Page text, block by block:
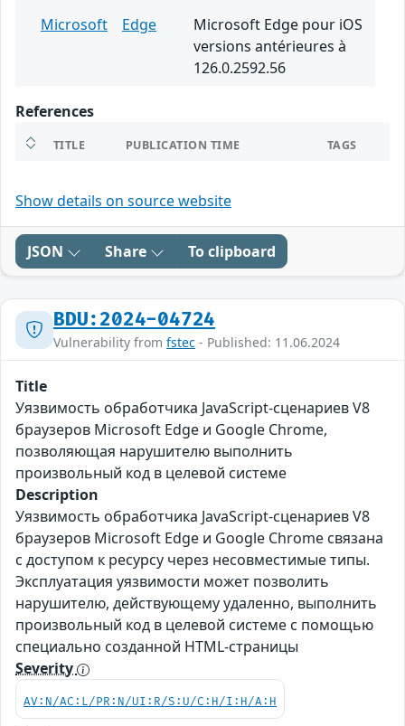
Microsoft
Edge
Microsoft Edge pour iOS
versions antérieures à
126.0.2592.56
References
TITLE PUBLICATION TIME TAGS
Show details on source website
JSON Share To clipboard
BDU:2024-04724
Vulnerability from fstec - Published: 11.06.2024
Title
Уязвимость обработчика JavaScript-сценариев V8
браузеров Microsoft Edge и Google Chrome,
позволяющая нарушителю выполнить
произвольный код в целевой системе
Description
Уязвимость обработчика JavaScript-сценариев V8
браузеров Microsoft Edge и Google Chrome связана
с доступом к ресурсу через несовместимые типы.
Эксплуатация уязвимости может позволить
нарушителю, действующему удаленно, выполнить
произвольный код в целевой системе с помощью
специально созданной HTML-страницы
Severity
AV:N/AC:L/PR:N/UI:R/S:U/C:H/I:H/A:H